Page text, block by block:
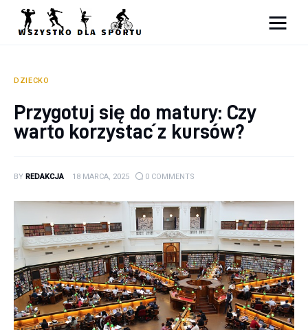
Ciekawostki
Podróże
DZIECKO
Przygotuj się do matury: Czy
warto korzystać z kursów?
BY REDAKCJA 18 MARCA, 2025 0 COMMENTS